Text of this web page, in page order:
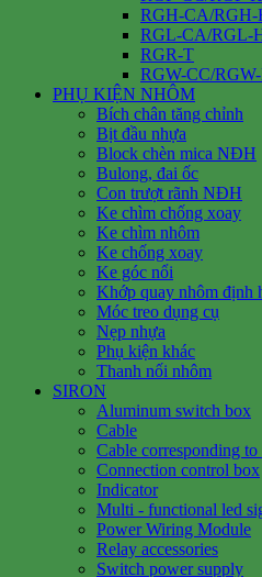
RGH-CA/RGH-
RGL-CA/RGL-
RGR-T
RGW-CC/
PHỤ KIỆN NHÔM
Bích chân tăng chỉnh
Bịt đầu nhựa
Block chèn mica NĐH
Bulong, đai ốc
Con trượt rãnh NĐH
Ke chìm chống xoay
Ke chìm nhôm
Ke chống xoay
Ke góc nổi
Khớp quay nhôm định
Móc treo dụng cụ
Nẹp nhựa
Phụ kiện khác
Thanh nối nhôm
SIRON
Aluminum switch box
Cable
Cable corresponding to
Connection control box
Indicator
Multi - functional led
Power Wiring Module
Relay accessories
Switch power supply